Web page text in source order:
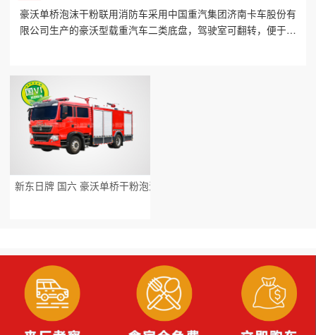
豪沃单桥泡沫干粉联用消防车采用中国重汽集团济南卡车股份有
限公司生产的豪沃型载重汽车二类底盘，驾驶室可翻转，便于发
新东日牌 国六 豪沃单桥干粉泡沫联用消防车